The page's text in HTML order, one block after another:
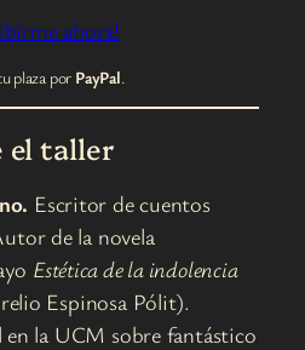
ahora!
plaza por PayPal.
el taller
Escritor de cuentos
de la novela
Estética de la indolencia
Espinosa Pólit).
la UCM sobre fantástico